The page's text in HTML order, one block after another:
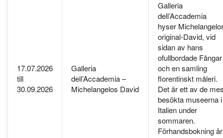
17.07.2026
till
30.09.2026
Galleria
dell’Accademia –
Michelangelos David
Galleria
dell’Accademia
hyser
original-David, vid
sidan av hans
ofullbordade Fångar
och en samling
florentinskt måleri.
Det är ett av de
besökta museerna i
Italien under
sommaren.
Förhandsbokning är